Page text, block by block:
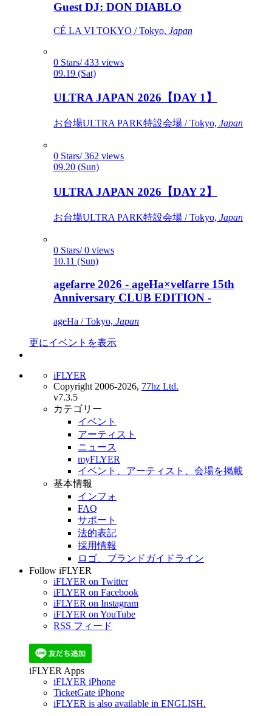
Guest DJ: DON DIABLO
CÉ LA VI TOKYO / Tokyo, Japan
0 Stars/ 433 views
09.19 (Sat)
ULTRA JAPAN 2026【DAY 1】
お台場ULTRA PARK特設会場 / Tokyo, Japan
0 Stars/ 362 views
09.20 (Sun)
ULTRA JAPAN 2026【DAY 2】
お台場ULTRA PARK特設会場 / Tokyo, Japan
0 Stars/ 0 views
10.11 (Sun)
agefarre 2026 - ageHa×velfarre 15th
Anniversary CLUB EDITION -
ageHa / Tokyo, Japan
更にイベントを表示
iFLYER
Copyright 2006-2026, 77hz Ltd.
v7.3.5
カテゴリー
イベント
アーティスト
ニュース
myFLYER
イベント、アーティスト、会場を掲載
基本情報
インフォ
FAQ
サポート
法的表記
採用情報
ロゴ、ブランドガイドライン
Follow iFLYER
iFLYER on Twitter
iFLYER on Facebook
iFLYER on Instagram
iFLYER on YouTube
RSS フィード
iFLYER Apps
iFLYER iPhone
TicketGate iPhone
iFLYER is also available in ENGLISH.